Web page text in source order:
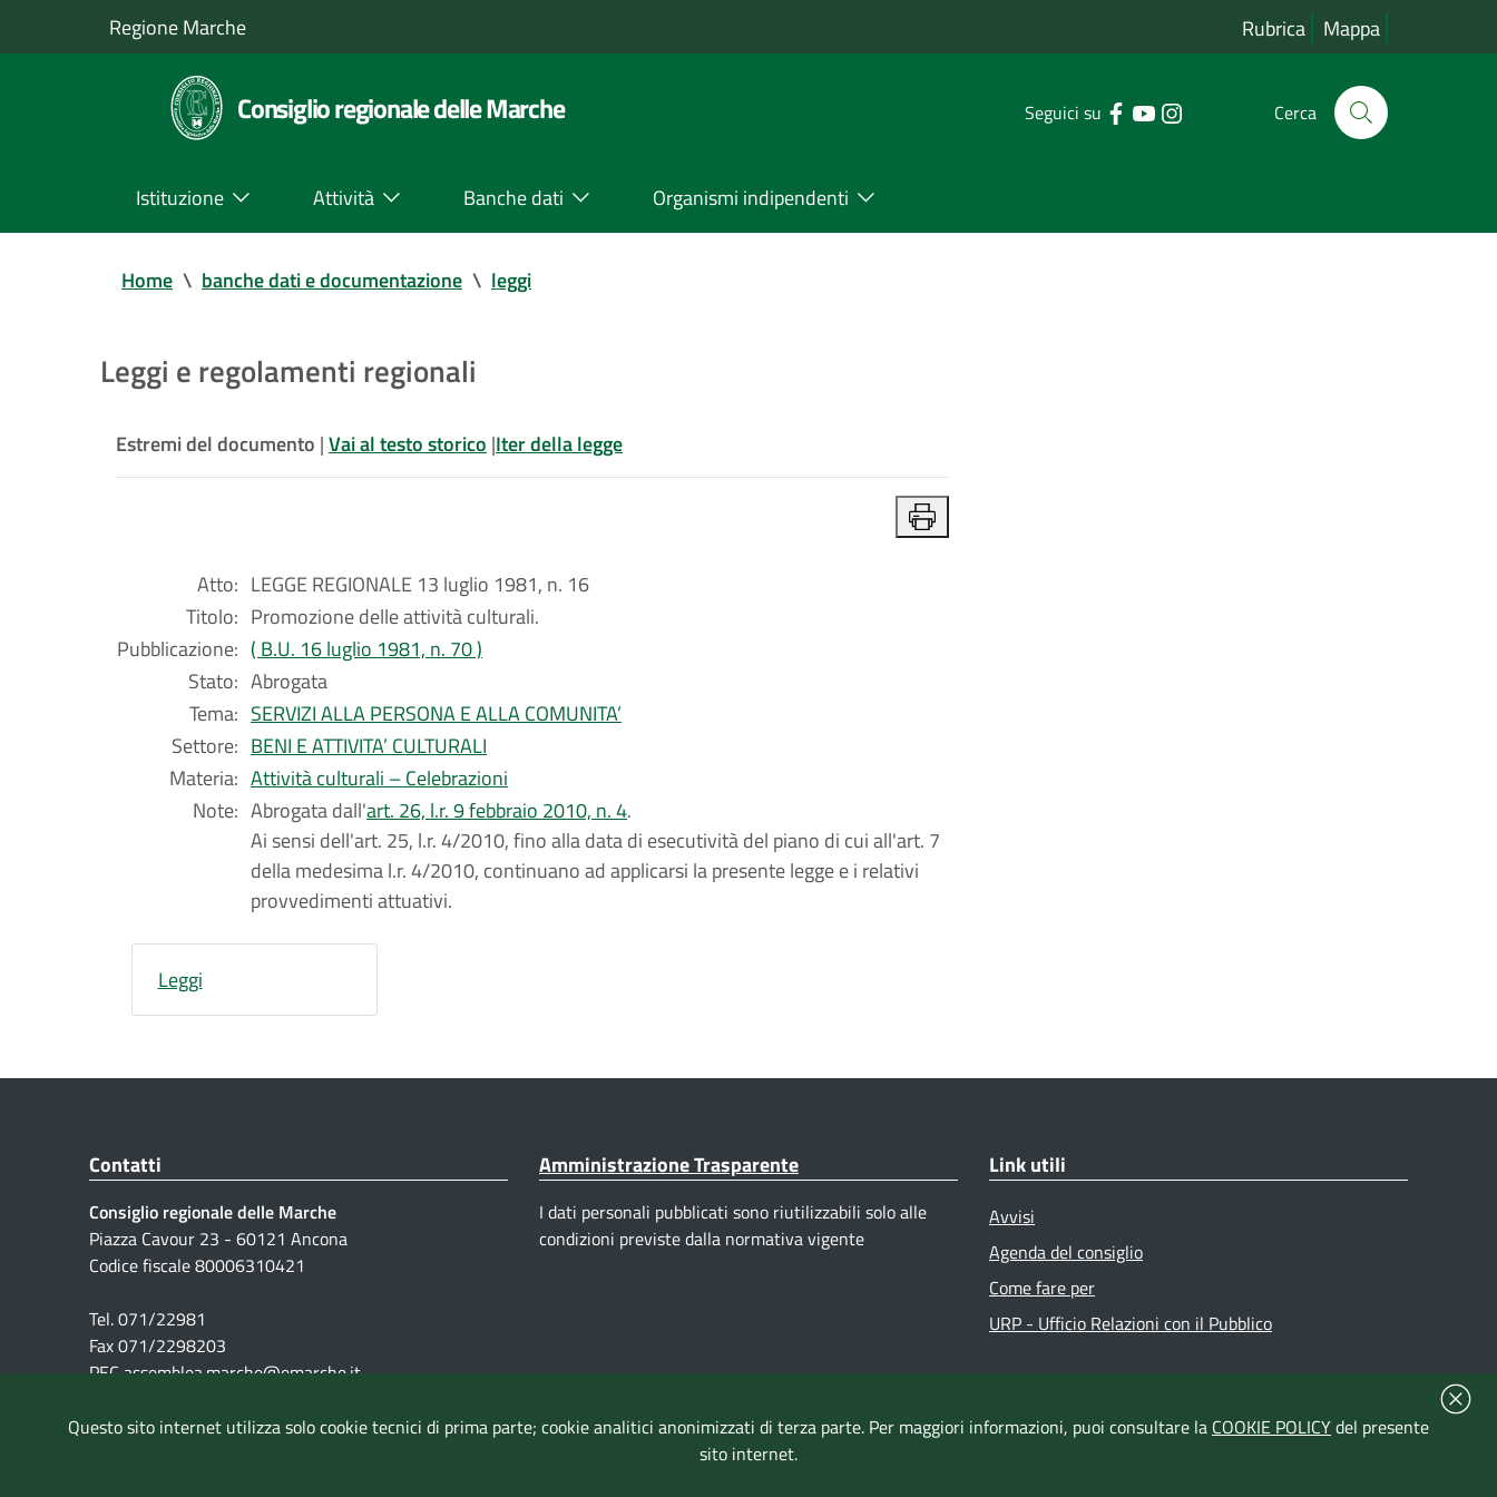
Regione Marche Rubrica Mappa
Consiglio regionale delle Marche Seguici su Cerca
Istituzione Attività Banche dati Organismi indipendenti
Home \ banche dati e documentazione \ leggi
Leggi e regolamenti regionali
Estremi del documento |Vai al testo storico |Iter della legge
Atto: LEGGE REGIONALE 13 luglio 1981, n. 16
Titolo: Promozione delle attività culturali.
Pubblicazione: ( B.U. 16 luglio 1981, n. 70 )
Stato: Abrogata
Tema: SERVIZI ALLA PERSONA E ALLA COMUNITA’
Settore: BENI E ATTIVITA’ CULTURALI
Materia: Attività culturali – Celebrazioni
Note: Abrogata dall'art. 26, l.r. 9 febbraio 2010, n. 4.
Ai sensi dell'art. 25, l.r. 4/2010, fino alla data di esecutività del piano di cui all'art. 7
della medesima l.r. 4/2010, continuano ad applicarsi la presente legge e i relativi
provvedimenti attuativi.
Leggi
Contatti
Consiglio regionale delle Marche
Piazza Cavour 23 - 60121 Ancona
Codice fiscale 80006310421
Tel. 071/22981
Fax 071/2298203
PEC assemblea.marche@emarche.it
Amministrazione Trasparente
I dati personali pubblicati sono riutilizzabili solo alle
condizioni previste dalla normativa vigente
Link utili
Avvisi
Agenda del consiglio
Come fare per
URP - Ufficio Relazioni con il Pubblico
Questo sito internet utilizza solo cookie tecnici di prima parte; cookie analitici anonimizzati di terza parte. Per maggiori informazioni, puoi consultare la COOKIE POLICYdel presente
sito internet.